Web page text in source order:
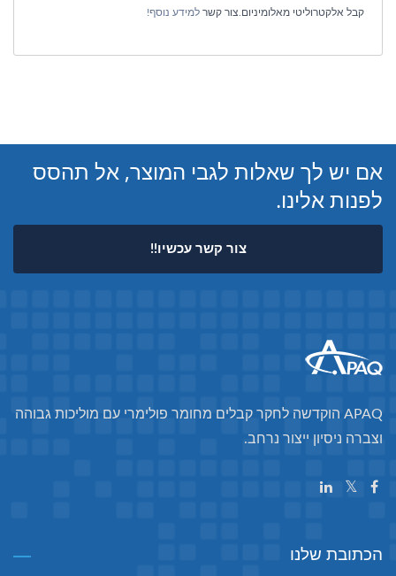
קבל אלקטרוליטי מאלומיניום צור קשר למידע נוסף!
אם יש לך שאלות לגבי המוצר, אל תהסס
לפנות אלינו.
צור קשר עכשיו!!
APAQ הוקדשה לחקר קבלים מחומר פולימרי עם מוליכות גבוהה
וצברה ניסיון ייצור נרחב.
הכתובת שלנו